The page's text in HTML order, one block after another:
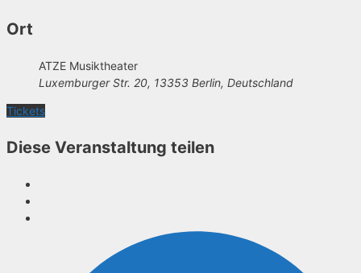
Ort
ATZE Musiktheater
Luxemburger Str. 20, 13353 Berlin, Deutschland
Tickets
Diese Veranstaltung teilen